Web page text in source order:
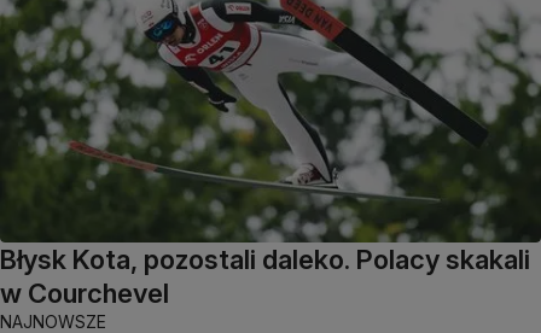
Błysk Kota, pozostali daleko. Polacy skakali
w Courchevel
NAJNOWSZE